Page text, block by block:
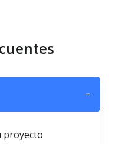
−
proyecto